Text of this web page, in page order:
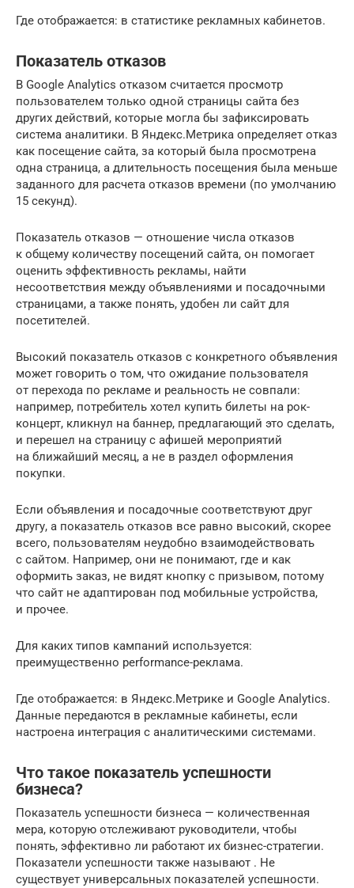
Где отображается: в статистике рекламных кабинетов.
Показатель отказов
В Google Analytics отказом считается просмотр
пользователем только одной страницы сайта без
других действий, которые могла бы зафиксировать
система аналитики. В Яндекс.Метрика определяет отказ
как посещение сайта, за который была просмотрена
одна страница, а длительность посещения была меньше
заданного для расчета отказов времени (по умолчанию
15 секунд).
Показатель отказов — отношение числа отказов
к общему количеству посещений сайта, он помогает
оценить эффективность рекламы, найти
несоответствия между объявлениями и посадочными
страницами, а также понять, удобен ли сайт для
посетителей.
Высокий показатель отказов с конкретного объявления
может говорить о том, что ожидание пользователя
от перехода по рекламе и реальность не совпали:
например, потребитель хотел купить билеты на рок-
концерт, кликнул на баннер, предлагающий это сделать,
и перешел на страницу с афишей мероприятий
на ближайший месяц, а не в раздел оформления
покупки.
Если объявления и посадочные соответствуют друг
другу, а показатель отказов все равно высокий, скорее
всего, пользователям неудобно взаимодействовать
с сайтом. Например, они не понимают, где и как
оформить заказ, не видят кнопку с призывом, потому
что сайт не адаптирован под мобильные устройства,
и прочее.
Для каких типов кампаний используется:
преимущественно performance-реклама.
Где отображается: в Яндекс.Метрике и Google Analytics.
Данные передаются в рекламные кабинеты, если
настроена интеграция с аналитическими системами.
Что такое показатель успешности
бизнеса?
Показатель успешности бизнеса — количественная
мера, которую отслеживают руководители, чтобы
понять, эффективно ли работают их бизнес-стратегии.
Показатели успешности также называют . Не
существует универсальных показателей успешности.